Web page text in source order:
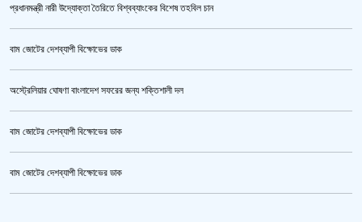
প্রধানমন্ত্রী নারী উদ্যোক্তা তৈরিতে বিশ্বব্যাংকের বিশেষ তহবিল চান
বাম জোটের দেশব্যাপী বিক্ষোভের ডাক
অস্ট্রেলিয়ার ঘোষণা বাংলাদেশ সফরের জন্য শক্তিশালী দল
বাম জোটের দেশব্যাপী বিক্ষোভের ডাক
বাম জোটের দেশব্যাপী বিক্ষোভের ডাক